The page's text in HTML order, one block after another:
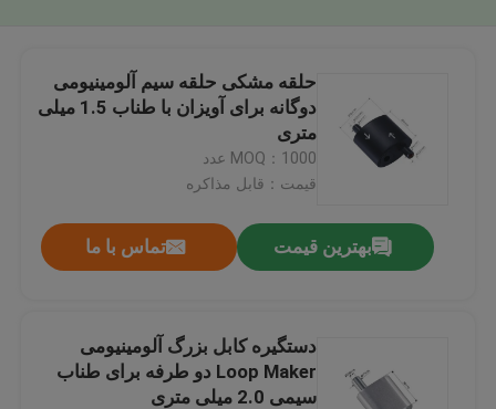
حلقه مشکی حلقه سیم آلومینیومی
دوگانه برای آویزان با طناب 1.5 میلی
متری
MOQ：1000 عدد
قیمت：قابل مذاکره
بهترین قیمت تماس با ما
دستگیره کابل بزرگ آلومینیومی
Loop Maker دو طرفه برای طناب
سیمی 2.0 میلی متری